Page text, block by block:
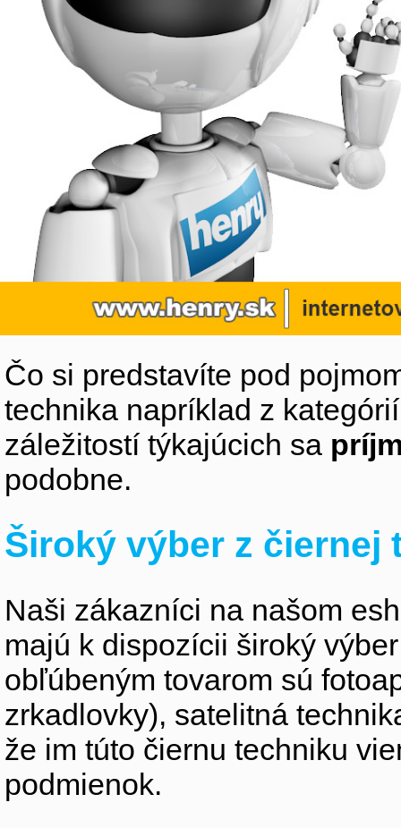
Čo si predstavíte pod
technika napríklad z
záležitostí týkajúcich sa
podobne.
Široký výber z čiernej
Naši zákazníci na našom
majú k dispozícii široký
obľúbeným tovarom sú
zrkadlovky), satelitná
že im túto čiernu techniku
podmienok.